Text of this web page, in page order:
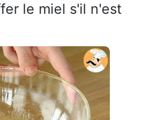
le miel s'il n'est